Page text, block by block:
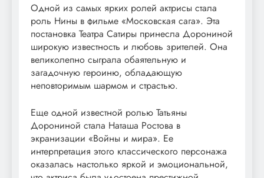
Одной из самых ярких ролей актрисы стала
роль Нины в фильме «Московская сага». Эта
постановка Театра Сатиры принесла Дорониной
широкую известность и любовь зрителей. Она
великолепно сыграла обаятельную и
загадочную героиню, обладающую
неповторимым шармом и страстью.
Еще одной известной ролью Татьяны
Дорониной стала Наташа Ростова в
экранизации «Войны и мира». Ее
интерпретация этого классического персонажа
оказалась настолько яркой и эмоциональной,